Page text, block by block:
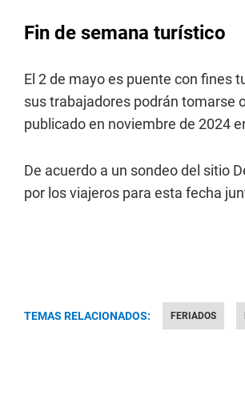
Fin de semana turístico
El 2 de mayo es puente con fines
sus trabajadores podrán tomarse
publicado en noviembre de 2024
De acuerdo a un sondeo del sitio
por los viajeros para esta fecha
TEMAS RELACIONADOS: FERIADOS